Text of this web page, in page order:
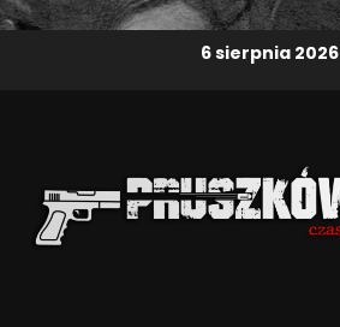
6 sierpnia 2026